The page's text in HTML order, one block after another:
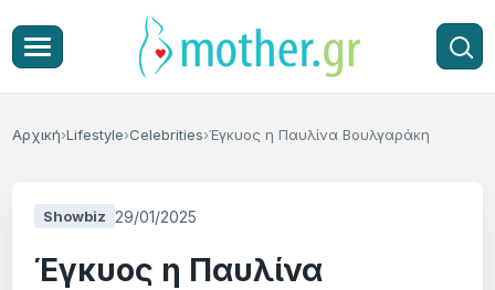
Αρχική Lifestyle Celebrities Έγκυος η Παυλίνα Βουλγαράκη
Showbiz 29/01/2025
Έγκυος η Παυλίνα